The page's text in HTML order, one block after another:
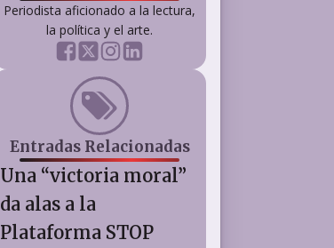
Periodista aficionado a la lectura,
la política y el arte.
Entradas Relacionadas
Una “victoria moral”
da alas a la
Plataforma STOP